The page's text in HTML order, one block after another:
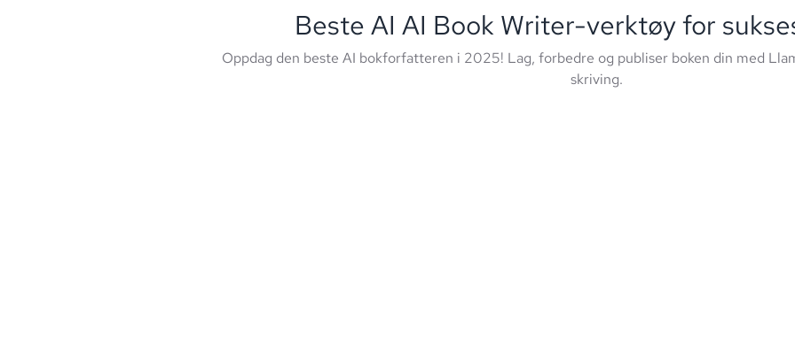
Beste AI AI Book Writer-verktøy for
Oppdag den beste AI bokforfatteren i 2025! Lag, forbedre og publiser boken din med
skriving.